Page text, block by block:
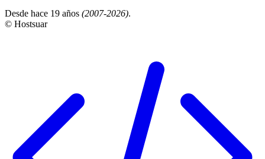
Desde hace 19 años (2007-2026).
© Hostsuar